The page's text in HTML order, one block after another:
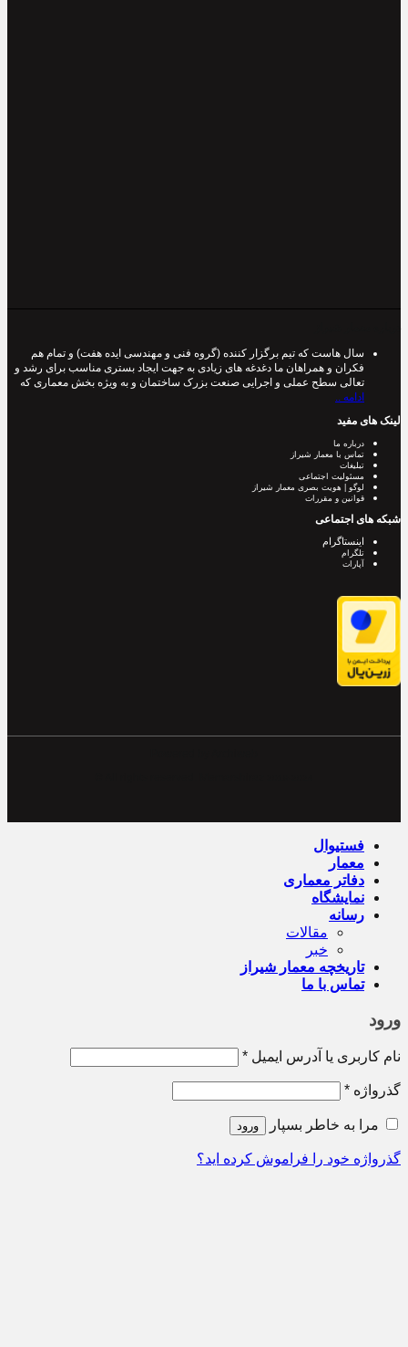
سال هاست که تیم برگزار کننده (گروه فنی و مهندسی ایده هفت) و تمام هم
فکران و همراهان ما دغدغه های زیادی به جهت ایجاد بستری مناسب برای رشد و
تعالی سطح عملی و اجرایی صنعت بزرک ساختمان و به ویژه بخش معماری که
ادامه ..
لینک های مفید
درباره ما
تماس با معمار شیراز
تبلیغات
مسئولیت اجتماعی
لوگو | هویت بصری معمار شیراز
قوانین و مقررات
شبکه های اجتماعی
اینستاگرام
تلگرام
آپارات
فستیوال
معمار
دفاتر معماری
نمایشگاه
رسانه
مقالات
خبر
تاریخچه معمار‌‌ شیراز
تماس با ما
ورود
نام کاربری یا آدرس ایمیل *
گذرواژه *
مرا به خاطر بسپار ورود
گذرواژه خود را فراموش کرده اید؟